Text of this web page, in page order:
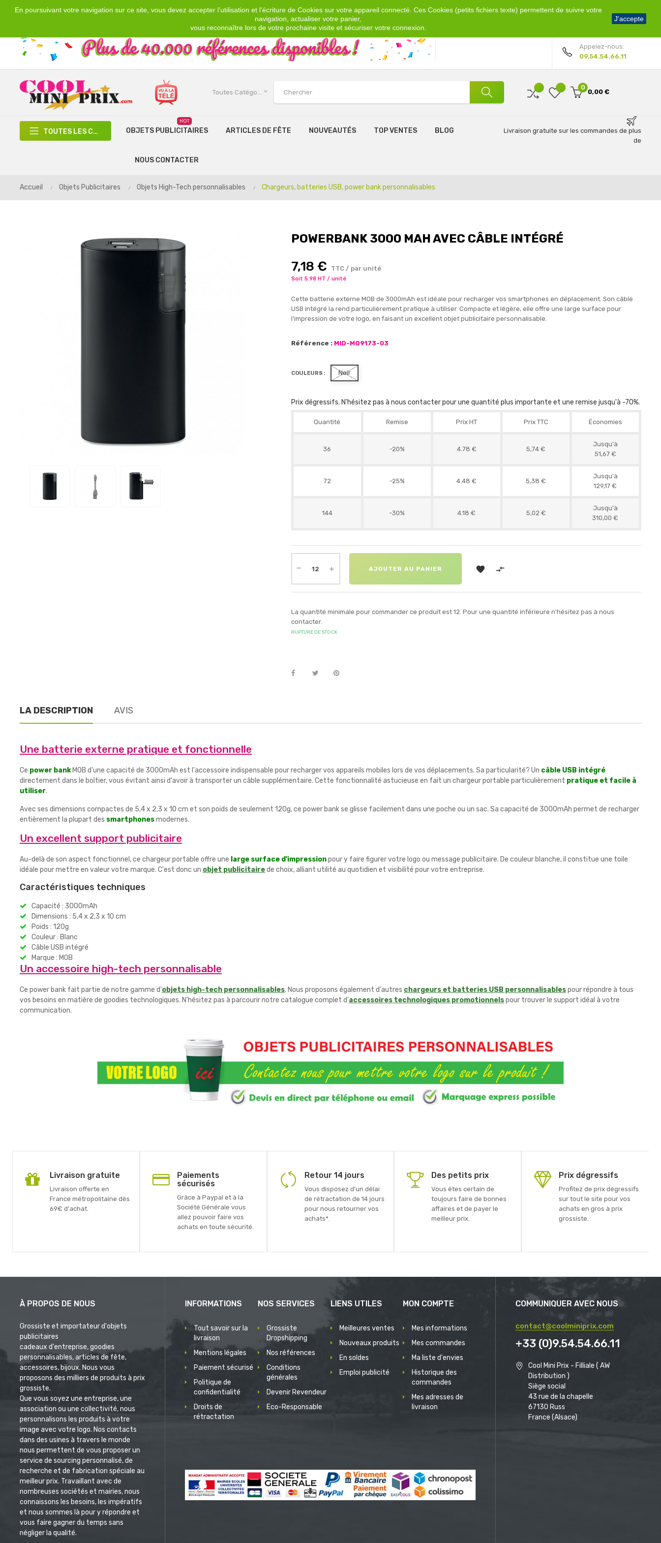
En poursuivant votre navigation sur ce site, vous devez accepter l’utilisation et l'écriture de Cookies sur votre appareil connecté. Ces Cookies (petits fichiers texte) permettent de suivre votre
navigation, actualiser votre panier,
vous reconnaître lors de votre prochaine visite et sécuriser votre connexion.
J'accepte
Emplacement
Devise
Bienvenue !
Mon compte
Appelez-nous:
09.54.54.66.11
Toutes Catégories keyboard_arrow_down
0
0,00 €
TOUTES LES CATÉGORIES OBJETS PUBLICITAIRES
HOT
ARTICLES DE FÊTE NOUVEAUTÉS TOP VENTES BLOG
NOUS CONTACTER
Livraison gratuite sur les commandes de plus
de
Accueil Objets Publicitaires Objets High-Tech personnalisables Chargeurs, batteries USB, power bank personnalisables
POWERBANK 3000 MAH AVEC CÂBLE INTÉGRÉ
7,18 € TTC / par unité
Soit 5.98 HT / unité
Cette batterie externe MOB de 3000mAh est idéale pour recharger vos smartphones en déplacement. Son câble
USB intégré la rend particulièrement pratique à utiliser. Compacte et légère, elle offre une large surface pour
l'impression de votre logo, en faisant un excellent objet publicitaire personnalisable.
Référence : MID-MO9173-03
COULEURS : Noir
Prix dégressifs. N'hésitez pas à nous contacter pour une quantité plus importante et une remise jusqu'à -70%.
Quantité Remise Prix HT Prix TTC Économies
36 -20% 4.78 € 5,74 €
Jusqu'à
51,67 €
72 -25% 4.48 € 5,38 €
Jusqu'à
129,17 €
144 -30% 4.18 € 5,02 €
Jusqu'à
310,00 €
AJOUTER AU PANIER  
La quantité minimale pour commander ce produit est 12. Pour une quantité inférieure n'hésitez pas à nous
contacter.
RUPTURE DE STOCK
LA DESCRIPTION AVIS
Une batterie externe pratique et fonctionnelle
Ce power bankMOB d'une capacité de 3000mAh est l'accessoire indispensable pour recharger vos appareils mobiles lors de vos déplacements. Sa particularité? Un câble USB intégré
directement dans le boîtier, vous évitant ainsi d'avoir à transporter un câble supplémentaire. Cette fonctionnalité astucieuse en fait un chargeur portable particulièrement pratique et facile à
utiliser.
Avec ses dimensions compactes de 5,4 x 2,3 x 10 cm et son poids de seulement 120g, ce power bank se glisse facilement dans une poche ou un sac. Sa capacité de 3000mAh permet de recharger
entièrement la plupart des smartphonesmodernes.
Un excellent support publicitaire
Au-delà de son aspect fonctionnel, ce chargeur portable offre une large surface d'impressionpour y faire figurer votre logo ou message publicitaire. De couleur blanche, il constitue une toile
idéale pour mettre en valeur votre marque. C'est donc un objet publicitairede choix, alliant utilité au quotidien et visibilité pour votre entreprise.
Caractéristiques techniques
Capacité : 3000mAh
Dimensions : 5,4 x 2,3 x 10 cm
Poids : 120g
Couleur : Blanc
Câble USB intégré
Marque : MOB
Un accessoire high-tech personnalisable
Ce power bank fait partie de notre gamme d'objets high-tech personnalisables. Nous proposons également d'autres chargeurs et batteries USB personnalisablespour répondre à tous
vos besoins en matière de goodies technologiques. N'hésitez pas à parcourir notre catalogue complet d'accessoires technologiques promotionnelspour trouver le support idéal à votre
communication.
Livraison gratuite
Livraison offerte en
France métropolitaine dès
69€ d'achat.
Paiements
sécurisés
Grâce à Paypal et à la
Société Générale vous
allez pouvoir faire vos
achats en toute sécurité.
Retour 14 jours
Vous disposez d'un délai
de rétractation de 14 jours
pour nous retourner vos
achats*.
Des petits prix
Vous êtes certain de
toujours faire de bonnes
affaires et de payer le
meilleur prix.
Prix dégressifs
Profitez de prix dégressifs
sur tout le site pour vos
achats en gros à prix
grossiste.
À PROPOS DE NOUS
Grossiste et importateur d'objets
publicitaires
cadeaux d'entreprise, goodies
personnalisables, articles de fête,
accessoires, bijoux. Nous vous
proposons des milliers de produits à prix
grossiste.
Que vous soyez une entreprise, une
association ou une collectivité, nous
personnalisons les produits à votre
image avec votre logo. Nos contacts
dans des usines à travers le monde
nous permettent de vous proposer un
service de sourcing personnalisé, de
recherche et de fabrication spéciale au
meilleur prix. Travaillant avec de
nombreuses sociétés et mairies, nous
connaissons les besoins, les impératifs
et nous sommes là pour y répondre et
vous faire gagner du temps sans
négliger la qualité.
COMMUNIQUER AVEC NOUS
contact@coolminiprix.com
+33 (0)9.54.54.66.11
Cool Mini Prix - Filliale ( AW
Distribution )
Siège social
43 rue de la chapelle
67130 Russ
France (Alsace)
INFORMATIONS
Tout savoir sur la
livraison
Mentions légales
Paiement sécurisé
Politique de
confidentialité
Droits de
rétractation
NOS SERVICES
Grossiste
Dropshipping
Nos références
Conditions
générales
Devenir Revendeur
Eco-Responsable
LIENS UTILES
Meilleures ventes
Nouveaux produits
En soldes
Emploi publicité
MON COMPTE
Mes informations
Mes commandes
Ma liste d'envies
Historique des
commandes
Mes adresses de
livraison